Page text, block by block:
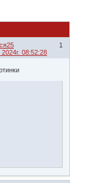
1
25
08:52:28